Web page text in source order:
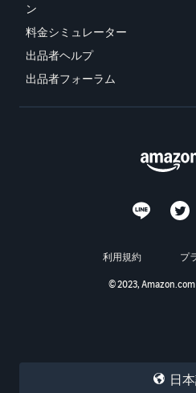
ン
料金シミュレーター
出品者ヘルプ
出品者フォーラム
利用規約 プ
© 2023, Amazon.com
日